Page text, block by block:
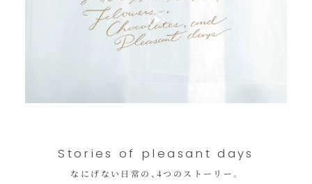
Stories of pleasant days
なにげない日常の、4つのストーリー。